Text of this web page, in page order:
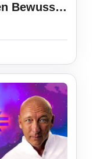
Dein Weg in die höheren Bewusstseinsdimensionen